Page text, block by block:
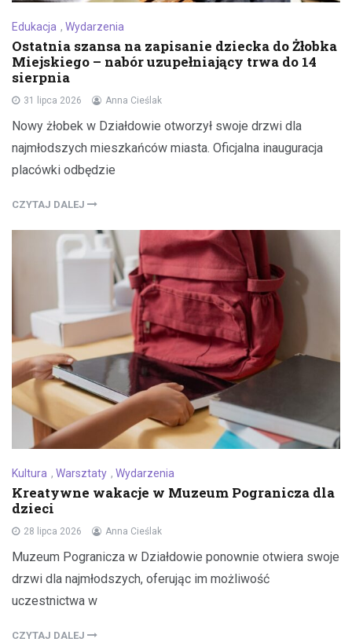
Edukacja , Wydarzenia
Ostatnia szansa na zapisanie dziecka do Żłobka
Miejskiego – nabór uzupełniający trwa do 14
sierpnia
31 lipca 2026 Anna Cieślak
Nowy żłobek w Działdowie otworzył swoje drzwi dla
najmłodszych mieszkańców miasta. Oficjalna inauguracja
placówki odbędzie
CZYTAJ DALEJ
Kultura , Warsztaty , Wydarzenia
Kreatywne wakacje w Muzeum Pogranicza dla
dzieci
28 lipca 2026 Anna Cieślak
Muzeum Pogranicza w Działdowie ponownie otwiera swoje
drzwi dla najmłodszych, oferując im możliwość
uczestnictwa w
CZYTAJ DALEJ